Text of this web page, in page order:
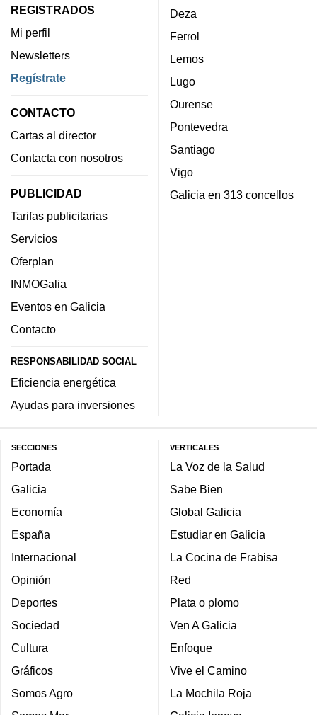
REGISTRADOS
Mi perfil
Newsletters
Regístrate
CONTACTO
Cartas al director
Contacta con nosotros
PUBLICIDAD
Tarifas publicitarias
Servicios
Oferplan
INMOGalia
Eventos en Galicia
Contacto
RESPONSABILIDAD SOCIAL
Eficiencia energética
Ayudas para inversiones
Deza
Ferrol
Lemos
Lugo
Ourense
Pontevedra
Santiago
Vigo
Galicia en 313 concellos
SECCIONES
Portada
Galicia
Economía
España
Internacional
Opinión
Deportes
Sociedad
Cultura
Gráficos
Somos Agro
VERTICALES
La Voz de la Salud
Sabe Bien
Global Galicia
Estudiar en Galicia
La Cocina de Frabisa
Red
Plata o plomo
Ven A Galicia
Enfoque
Vive el Camino
La Mochila Roja